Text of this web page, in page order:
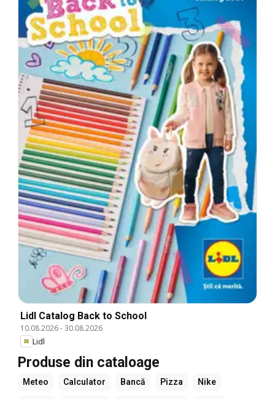
Lidl Catalog Back to School
10.08.2026-30.08.2026
Lidl
Produse din cataloage
Meteo Calculator Bancă Pizza Nike